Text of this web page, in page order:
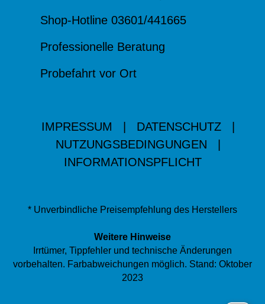
Shop-Hotline 03601/441665
Professionelle Beratung
Probefahrt vor Ort
IMPRESSUM DATENSCHUTZ
NUTZUNGSBEDINGUNGEN
INFORMATIONSPFLICHT
* Unverbindliche Preisempfehlung des Herstellers
Weitere Hinweise
Irrtümer, Tippfehler und technische Änderungen
vorbehalten. Farbabweichungen möglich. Stand: Oktober
2023